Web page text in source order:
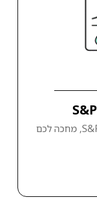
המדריך המלא לאיך להשקיע ב- S&P 500, מחכה לכם